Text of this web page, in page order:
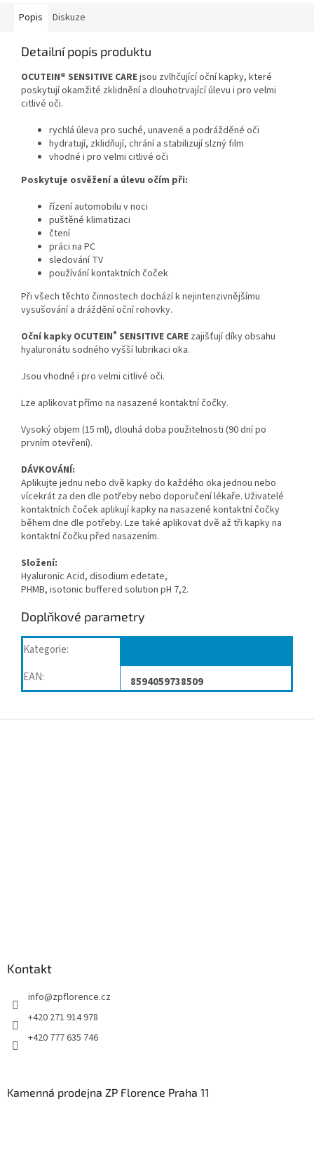
Popis Diskuze
Detailní popis produktu
OCUTEIN® SENSITIVE CAREjsou zvlhčující oční kapky, které
poskytují okamžité zklidnění a dlouhotrvající úlevu i pro velmi
citlivé oči.
rychlá úleva pro suché, unavené a podrážděné oči
hydratují, zklidňují, chrání a stabilizují slzný film
vhodné i pro velmi citlivé oči
Poskytuje osvěžení a úlevu očím při:
řízení automobilu v noci
puštěné klimatizaci
čtení
práci na PC
sledování TV
používání kontaktních čoček
Při všech těchto činnostech dochází k nejintenzivnějšímu
vysušování a dráždění oční rohovky.
Oční kapky OCUTEIN® SENSITIVE CARE zajišťují díky obsahu
hyaluronátu sodného vyšší lubrikaci oka.
Jsou vhodné i pro velmi citlivé oči.
Lze aplikovat přímo na nasazené kontaktní čočky.
Vysoký objem (15 ml), dlouhá doba použitelnosti (90 dní po
prvním otevření).
DÁVKOVÁNÍ:
Aplikujte jednu nebo dvě kapky do každého oka jednou nebo
vícekrát za den dle potřeby nebo doporučení lékaře. Uživatelé
kontaktních čoček aplikují kapky na nasazené kontaktní čočky
během dne dle potřeby. Lze také aplikovat dvě až tři kapky na
kontaktní čočku před nasazením.
Složení:
Hyaluronic Acid, disodium edetate,
PHMB, isotonic buffered solution pH 7,2.
Doplňkové parametry
Kategorie:
EAN: 8594059738509
Kontakt
info@zpflorence.cz
+420 271 914 978
+420 777 635 746
Kamenná prodejna ZP Florence Praha 11